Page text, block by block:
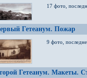
17 фото,
Гетеанум. Пожар
9 фото,
Гетеанум. Макеты.